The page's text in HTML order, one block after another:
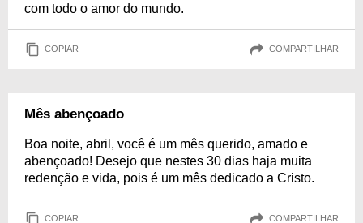
com todo o amor do mundo.
COPIAR COMPARTILHAR
Mês abençoado
Boa noite, abril, você é um mês querido, amado e
abençoado! Desejo que nestes 30 dias haja muita
redenção e vida, pois é um mês dedicado a Cristo.
COPIAR COMPARTILHAR